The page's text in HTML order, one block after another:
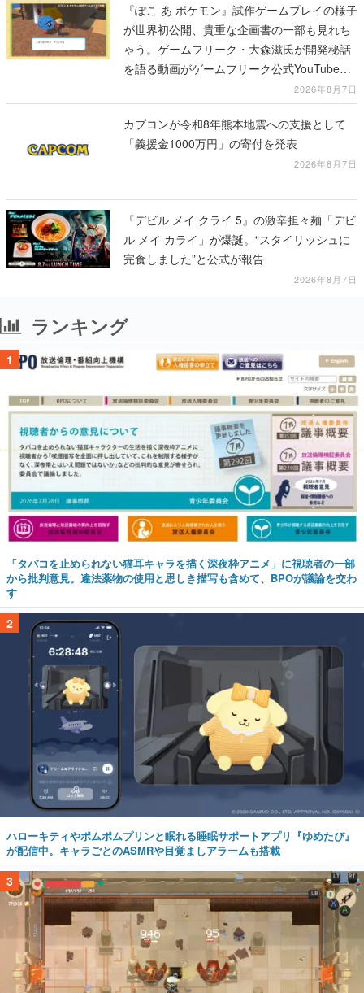
『ぽこ あ ポケモン』試作ゲームプレイの様子
が世界初公開、貴重な企画書の一部も見れち
ゃう。ゲームフリーク・大森滋氏が開発秘話
を語る動画がゲームフリーク公式YouTubeで
2026年8月7日
カプコンが令和8年熊本地震への支援として
「義援金1000万円」の寄付を発表
2026年8月7日
『デビル メイ クライ 5』の激辛担々麺「デビ
ル メイ カライ」が爆誕。“スタイリッシュに
完食しました”と公式が報告
2026年8月7日
ランキング
1
「タバコを止められない猫耳キャラを描く深夜枠アニメ」に視聴者の一部
から批判意見。違法薬物の使用と思しき描写も含めて、BPOが議論を交わ
す
2
ハローキティやポムポムプリンと眠れる睡眠サポートアプリ『ゆめたび』
が配信中。キャラごとのASMRや目覚ましアラームも搭載
3